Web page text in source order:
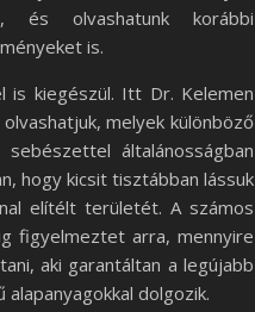
és olvashatunk korábbi
is.
kiegészül. Itt Dr. Kelemen
melyek különböző
általánosságban
hogy kicsit tisztábban lássuk
elítélt területét. A számos
figyelmeztet arra, mennyire
aki garantáltan a legújabb
dolgozik.